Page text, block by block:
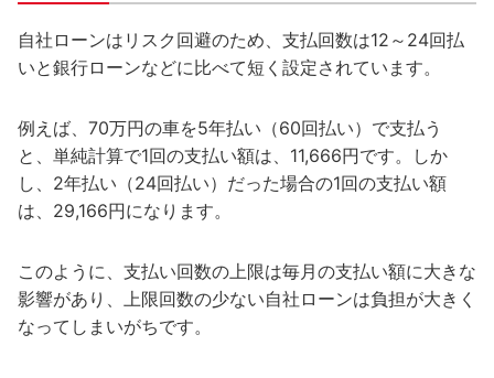
自社ローンはリスク回避のため、支払回数は12～24回払
いと銀行ローンなどに比べて短く設定されています。
例えば、70万円の車を5年払い（60回払い）で支払う
と、単純計算で1回の支払い額は、11,666円です。しか
し、2年払い（24回払い）だった場合の1回の支払い額
は、29,166円になります。
このように、支払い回数の上限は毎月の支払い額に大きな
影響があり、上限回数の少ない自社ローンは負担が大きく
なってしまいがちです。